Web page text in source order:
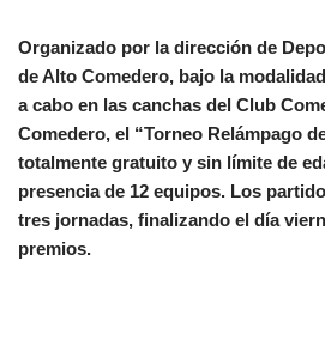
Organizado por la dirección de
de Alto Comedero, bajo la
a cabo en las canchas del Club
Comedero, el “Torneo Relámpago
totalmente gratuito y sin límite de
presencia de 12 equipos. Los
tres jornadas, finalizando el día
premios.